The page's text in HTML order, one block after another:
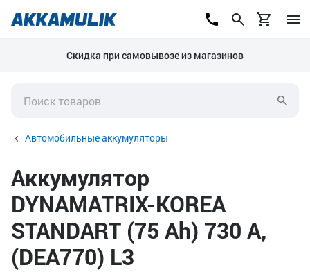
Скидка при самовывозе из магазинов
Автомобильные аккумуляторы
Аккумулятор
DYNAMATRIX-KOREA
STANDART (75 Ah) 730 А,
(DEA770) L3